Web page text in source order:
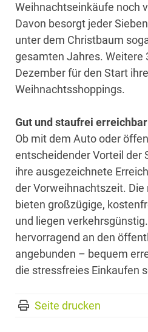
Weihnachtseinkäufe noch
Davon besorgt jeder
unter dem Christbaum
gesamten Jahres. Weitere
Dezember für den Start
Weihnachtsshoppings.
Gut und staufrei erreichbar
Ob mit dem Auto oder
entscheidender Vorteil der
ihre ausgezeichnete
der Vorweihnachtszeit.
bieten großzügige,
und liegen
hervorragend an den
angebunden – bequem
die stressfreies Einkaufen
Seite drucken